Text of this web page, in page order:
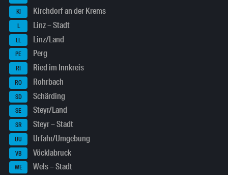
KI Kirchdorf an der Krems
L Linz – Stadt
LL Linz/Land
PE Perg
RI Ried im Innkreis
RO Rohrbach
SD Schärding
SE Steyr/Land
SR Steyr – Stadt
UU Urfahr/Umgebung
VB Vöcklabruck
WE Wels – Stadt